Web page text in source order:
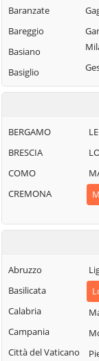
Baranzate
Bareggio
Basiano
Basiglio
Bellinzago
Bernate Ticino
Besate
Binasco
Boffalora sopra
Bollate
Bubbiano
Buccinasco
Buscate
Bussero
Busto Garolfo
BERGAMO
BRESCIA
COMO
CREMONA
Abruzzo
Basilicata
Calabria
Campania
Città del Vaticano